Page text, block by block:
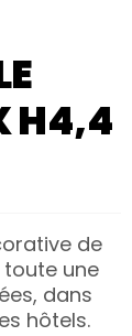
H4,4
de
une
dans
hôtels.